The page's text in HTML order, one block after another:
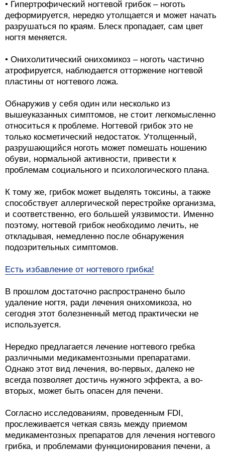
• Гипертрофический ногтевой грибок – ноготь
деформируется, нередко утолщается и может начать
разрушаться по краям. Блеск пропадает, сам цвет
ногтя меняется.
• Онихолитический онихомикоз – ноготь частично
атрофируется, наблюдается отторжение ногтевой
пластины от ногтевого ложа.
Обнаружив у себя один или несколько из
вышеуказанных симптомов, не стоит легкомысленно
относиться к проблеме. Ногтевой грибок это не
только косметический недостаток. Утолщенный,
разрушающийся ноготь может помешать ношению
обуви, нормальной активности, привести к
проблемам социального и психологического плана.
К тому же, грибок может выделять токсины, а также
способствует аллергической перестройке организма,
и соответственно, его большей уязвимости. Именно
поэтому, ногтевой грибок необходимо лечить, не
откладывая, немедленно после обнаружения
подозрительных симптомов.
Есть избавление от ногтевого грибка!
В прошлом достаточно распространено было
удаление ногтя, ради лечения онихомикоза, но
сегодня этот болезненный метод практически не
используется.
Нередко предлагается лечение ногтевого гребка
различными медикаментозными препаратами.
Однако этот вид лечения, во-первых, далеко не
всегда позволяет достичь нужного эффекта, а во-
вторых, может быть опасен для печени.
Согласно исследованиям, проведенным FDI,
прослеживается четкая связь между приемом
медикаментозных препаратов для лечения ногтевого
грибка, и проблемами функционирования печени, а